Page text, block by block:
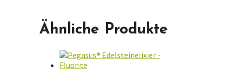
Ähnliche Produkte